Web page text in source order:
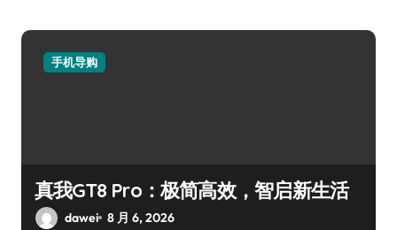
手机导购
真我GT8 Pro：极简高效，智启新生活
dawei 8 月 6, 2026